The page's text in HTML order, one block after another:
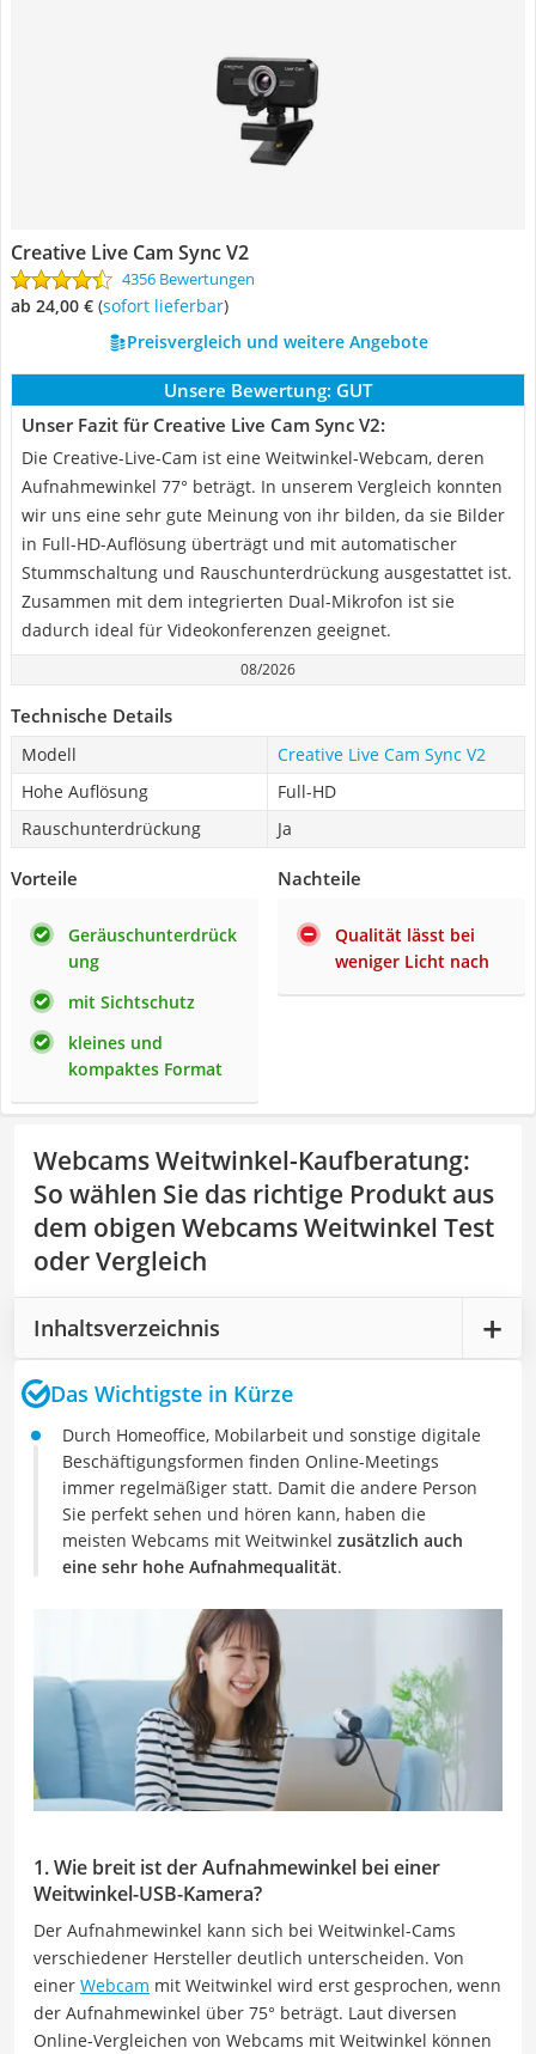
Creative Live Cam Sync V2
4356 Bewertungen
ab 24,00 € ( Sofort lieferbar)
Preisvergleich und weitere Angebote
Unsere Bewertung: GUT
Unser Fazit für Creative Live Cam Sync V2:
Die Creative-Live-Cam ist eine Weitwinkel-Webcam, deren
Aufnahmewinkel 77° beträgt. In unserem Vergleich konnten
wir uns eine sehr gute Meinung von ihr bilden, da sie Bilder
in Full-HD-Auflösung überträgt und mit automatischer
Stummschaltung und Rauschunterdrückung ausgestattet ist.
Zusammen mit dem integrierten Dual-Mikrofon ist sie
dadurch ideal für Videokonferenzen geeignet.
08/2026
Technische Details
Modell
Creative Live Cam Sync V2
Hohe Auflösung
Full-HD
Rauschunterdrückung
Ja
Vorteile
Geräuschunterdrück
ung
mit Sichtschutz
kleines und
kompaktes Format
Nachteile
Qualität lässt bei
weniger Licht nach
Webcams Weitwinkel-Kaufberatung:
So wählen Sie das richtige Produkt aus
dem obigen Webcams Weitwinkel Test
oder Vergleich
Inhaltsverzeichnis
Das Wichtigste in Kürze
Durch Homeoffice, Mobilarbeit und sonstige digitale
Beschäftigungsformen finden Online-Meetings
immer regelmäßiger statt. Damit die andere Person
Sie perfekt sehen und hören kann, haben die
meisten Webcams mit Weitwinkel zusätzlich auch
eine sehr hohe Aufnahmequalität.
1. Wie breit ist der Aufnahmewinkel bei einer
Weitwinkel-USB-Kamera?
Der Aufnahmewinkel kann sich bei Weitwinkel-Cams
verschiedener Hersteller deutlich unterscheiden. Von
einer Webcam mit Weitwinkel wird erst gesprochen, wenn
der Aufnahmewinkel über 75° beträgt. Laut diversen
Online-Vergleichen von Webcams mit Weitwinkel können